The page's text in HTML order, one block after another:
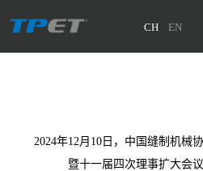
CH EN
2024年12月10日，中国缝制机械
暨十一届四次理事扩大会